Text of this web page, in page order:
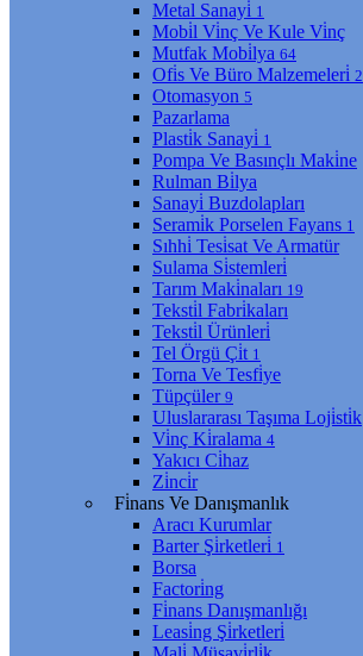
Metal Sanayi̇ 1
Mobi̇l Vi̇nç Ve Kule Vi̇nç
Mutfak Mobi̇lya 64
Ofi̇s Ve Büro Malzemeleri̇ 2
Otomasyon 5
Pazarlama
Plasti̇k Sanayi̇ 1
Pompa Ve Basınçlı Maki̇ne
Rulman Bi̇lya
Sanayi̇ Buzdolapları
Serami̇k Porselen Fayans 1
Sıhhi̇ Tesi̇sat Ve Armatür
Sulama Si̇stemleri̇
Tarım Maki̇naları 19
Teksti̇l Fabri̇kaları
Teksti̇l Ürünleri̇
Tel Örgü Çi̇t 1
Torna Ve Tesfi̇ye
Tüpçüler 9
Uluslararası Taşıma Loji̇sti̇k
Vi̇nç Ki̇ralama 4
Yakıcı Ci̇haz
Zi̇nci̇r
Fi̇nans Ve Danışmanlık
Aracı Kurumlar
Barter Şi̇rketleri̇ 1
Borsa
Factori̇ng
Fi̇nans Danışmanlığı
Leasi̇ng Şi̇rketleri̇